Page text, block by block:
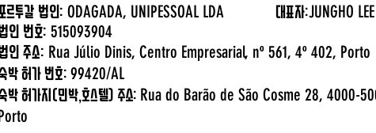
르투갈 법인: ODAGADA, UNIPESSOAL LDA 대표자:JUNGHO LEE
인 번호: 515093904
인 주소: Rua Júlio Dinis, Centro Empresarial, nº 561, 4º 402, Porto
박 허가 번호: 99420/AL
박 허가지(민박,호스텔) 주소: Rua do Barão de São Cosme 28, 4000-